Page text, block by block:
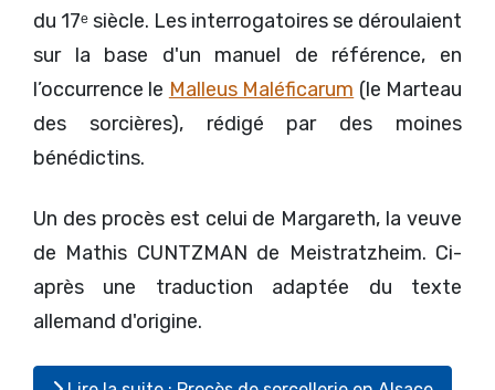
du 17ᵉ siècle. Les interrogatoires se déroulaient
sur la base d'un manuel de référence, en
l’occurrence le Malleus Maléficarum (le Marteau
des sorcières), rédigé par des moines
bénédictins.
Un des procès est celui de Margareth, la veuve
de Mathis CUNTZMAN de Meistratzheim. Ci-
après une traduction adaptée du texte
allemand d'origine.